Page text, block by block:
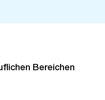
Bereichen